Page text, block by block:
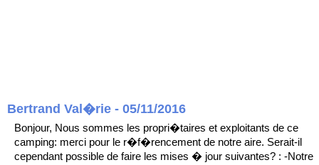
Bertrand Val�rie - 05/11/2016
Bonjour, Nous sommes les propri�taires et exploitants de ce
camping: merci pour le r�f�rencement de notre aire. Serait-il
cependant possible de faire les mises � jour suivantes? : -Notre